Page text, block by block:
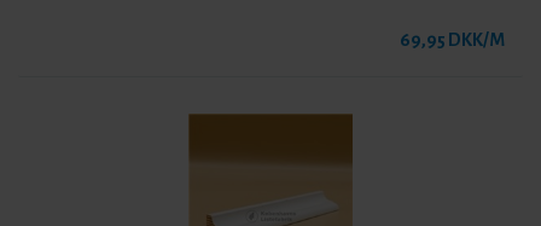
69,95 DKK/M